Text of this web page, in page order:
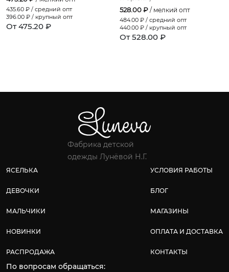
435.60 ₽ / средний опт
396.00 ₽ / крупный опт
От 475.20 ₽
528.00 ₽ / мелкий опт
484.00 ₽ / средний опт
440.00 ₽ / крупный опт
От 528.00 ₽
Фабрика детской
одежды Лунёвой Н.Г.
ЯСЕЛЬКА
ДЕВОЧКИ
МАЛЬЧИКИ
НОВИНКИ
РАСПРОДАЖА
УСЛОВИЯ РАБОТЫ
БЛОГ
МАГАЗИНЫ
ОПЛАТА И ДОСТАВКА
КОНТАКТЫ
По вопросам обращаться: